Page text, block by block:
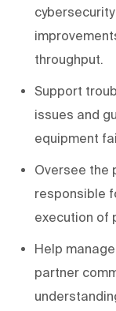
throughput.
Support
issues and
equipment
Oversee the
responsible
execution of
Help
partner